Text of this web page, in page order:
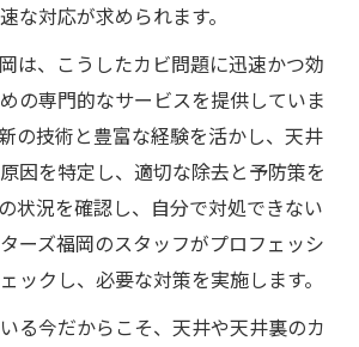
な対応が求められます。
は、こうしたカビ問題に迅速かつ効
の専門的なサービスを提供していま
の技術と豊富な経験を活かし、天井
因を特定し、適切な除去と予防策を
状況を確認し、自分で対処できない
ーズ福岡のスタッフがプロフェッシ
ックし、必要な対策を実施します。
る今だからこそ、天井や天井裏のカ